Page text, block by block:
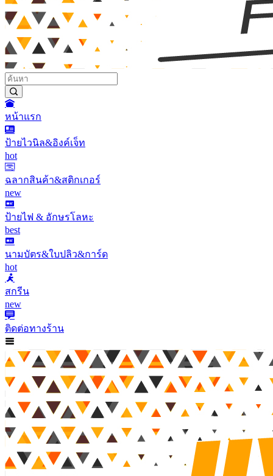
หน้าแรก
ป้ายไวนิล&อิงค์เจ็ท
hot
ฉลากสินค้า&สติกเกอร์
new
ป้ายไฟ & อักษรโลหะ
best
นามบัตร&ใบปลิว&การ์ด
hot
สกรีน
new
ติดต่อทางร้าน